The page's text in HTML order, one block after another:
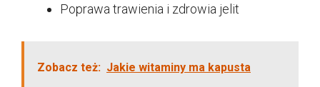
Poprawa trawienia i zdrowia jelit
Zobacz też: Jakie witaminy ma kapusta